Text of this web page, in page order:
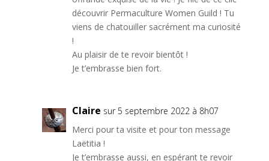
découvrir Permaculture Women Guild ! Tu
viens de chatouiller sacrément ma curiosité
!
Au plaisir de te revoir bientôt !
Je t’embrasse bien fort.
Claire sur 5 septembre 2022 à 8h07
Merci pour ta visite et pour ton message
Laëtitia !
Je t’embrasse aussi, en espérant te revoir